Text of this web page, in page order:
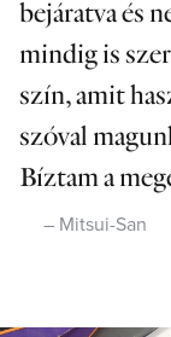
bejáratva és
mindig is
szín, amit
szóval
Bíztam a
Mitsui-San